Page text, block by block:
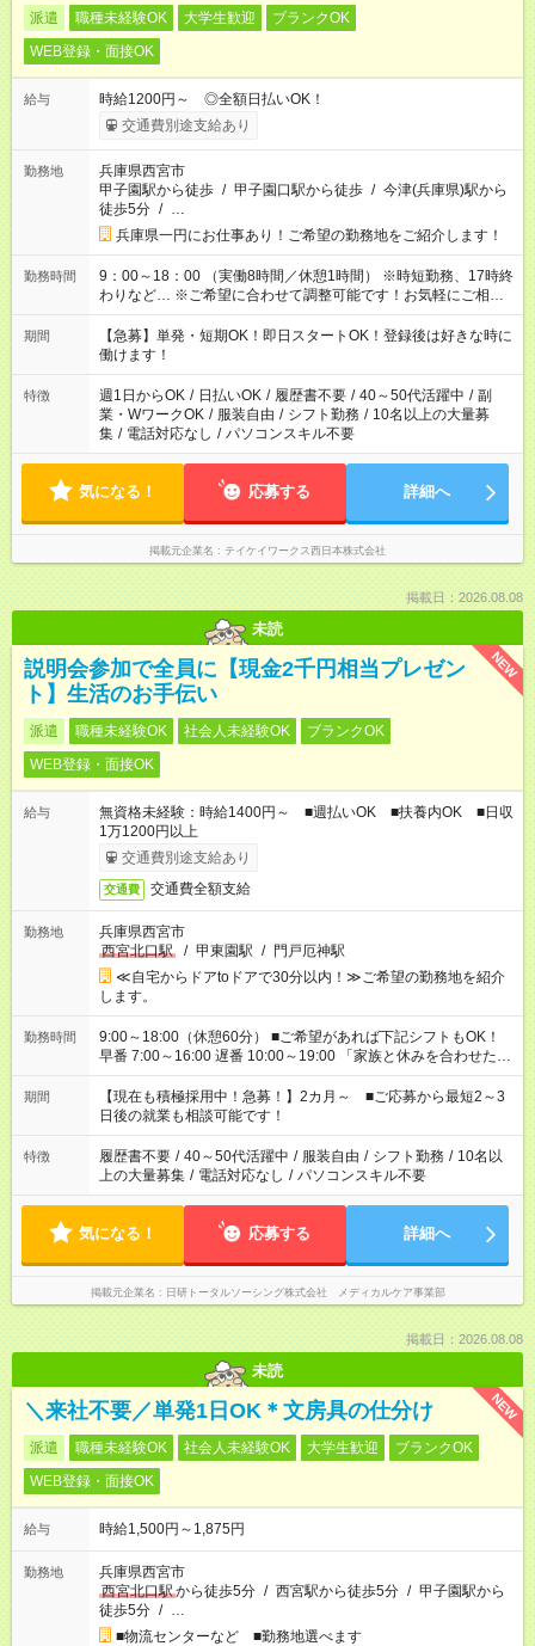
派遣 職種未経験OK 大学生歓迎
ブランクOK
WEB登録・面接OK
給与
時給1200円～ ◎全額日払いOK！
交通費別途支給あり
勤務地
兵庫県西宮市
甲子園駅から徒歩 / 甲子園口駅から徒歩 / 今津(兵庫県)駅から
徒歩5分 / …
兵庫県一円にお仕事あり！ご希望の勤務地をご紹介します！
勤務時間
9：00～18：00 （実働8時間／休憩1時間） ※時短勤務、17時終
わりなど… ※ご希望に合わせて調整可能です！お気軽にご相談
下さい！ ＜シフト例＞ 9:00～17:00、10:00～18:00、 13:00～
22:00、16:00～22:00、 18:00～22:00、21:00～翌6:00 など。
※お仕事、勤務地により異なります。
期間
【急募】単発・短期OK！即日スタートOK！登録後は好きな時に
働けます！
特徴 週1日からOK / 日払いOK / 履歴書不要 / 40～50代活躍中 / 副
業・WワークOK / 服装自由 / シフト勤務 / 10名以上の大量募
集 / 電話対応なし / パソコンスキル不要
気になる！ 応募する 詳細へ
掲載元企業名 テイケイワークス西日本株式会社
掲載日：2026.08.08
未読
NEW
説明会参加で全員に【現金2千円相当プレゼン
ト】生活のお手伝い
派遣 職種未経験OK 社会人未経験OK
ブランクOK
WEB登録・面接OK
給与
無資格未経験：時給1400円～ ■週払いOK ■扶養内OK ■日収
1万1200円以上
交通費別途支給あり
交通費 交通費全額支給
勤務地
兵庫県西宮市
西宮北口駅
/ 甲東園駅 / 門戸厄神駅
≪自宅からドアtoドアで30分以内！≫ご希望の勤務地を紹介
します。
勤務時間
9:00～18:00（休憩60分） ■ご希望があれば下記シフトもOK！
早番 7:00～16:00 遅番 10:00～19:00 「家族と休みを合わせた
い」 「余裕を持って夕飯の準備がしたい」 「できれば残業はし
たくない」 など、ご希望を教えてくださいね。 ※Wワーク希望
の方へ 今ご覧のお仕事で希望する勤務時間と、もう1つのお仕事
の勤務時間。 合計で週40時間を超える場合は応募できません。
期間
【現在も積極採用中！急募！】2カ月～ ■ご応募から最短2～3
日後の就業も相談可能です！
特徴 履歴書不要 / 40～50代活躍中 / 服装自由 / シフト勤務 / 10名以
上の大量募集 / 電話対応なし / パソコンスキル不要
気になる！ 応募する 詳細へ
掲載元企業名 日研トータルソーシング株式会社 メディカルケア事業部
掲載日：2026.08.08
未読
NEW
＼来社不要／単発1日OK＊文房具の仕分け
派遣 職種未経験OK 社会人未経験OK 大学生歓迎
ブランクOK
WEB登録・面接OK
給与 時給1,500円～1,875円
勤務地
兵庫県西宮市
西宮北口駅から徒歩5分 / 西宮駅から徒歩5分 / 甲子園駅から
徒歩5分 / …
■物流センターなど ■勤務地選べます